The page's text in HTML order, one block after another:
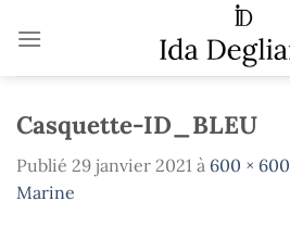
Casquette-ID_BLEU
Publié 29 janvier 2021 à 600 × 600
Marine